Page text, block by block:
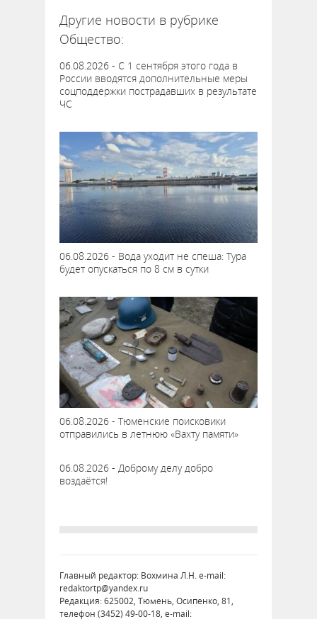
Другие новости в рубрике
Общество:
06.08.2026 - С 1 сентября этого года в
России вводятся дополнительные меры
соцподдержки пострадавших в результате
ЧС
06.08.2026 - Вода уходит не спеша: Тура
будет опускаться по 8 см в сутки
06.08.2026 - Тюменские поисковики
отправились в летнюю «Вахту памяти»
06.08.2026 - Доброму делу добро
воздаётся!
Главный редактор: Вохмина Л.Н. e-mail:
redaktortp@yandex.ru
Редакция: 625002, Тюмень, Осипенко, 81,
телефон (3452) 49-00-18, e-mail: